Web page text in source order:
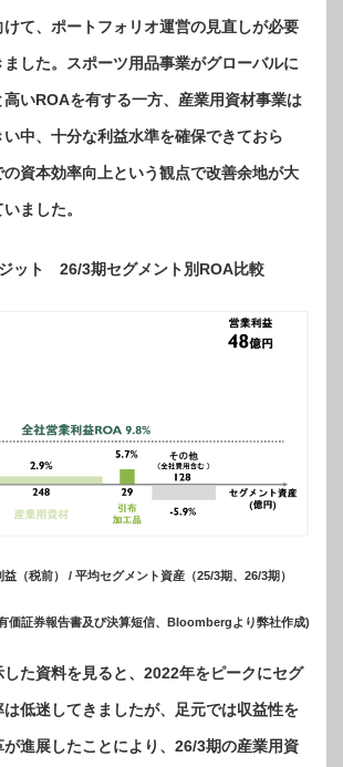
て、ポートフォリオ運営の見直しが必要
した。スポーツ用品事業がグローバルに
いROAを有する一方、産業用資材事業は
中、十分な利益水準を確保できておら
資本効率向上という観点で改善余地が大
ました。
ット 26/3期セグメント別ROA比較
（税前） / 平均セグメント資産（25/3期、26/3期）
価証券報告書及び決算短信、Bloombergより弊社作成)
た資料を見ると、2022年をピークにセグ
は低迷してきましたが、足元では収益性を
進展したことにより、26/3期の産業用資